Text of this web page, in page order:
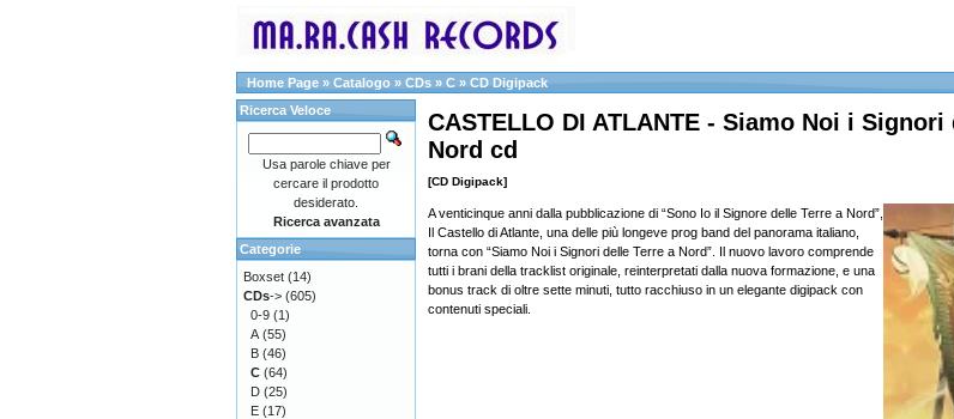
Home Page » Catalogo » CDs » C » CD Digipack
CASTELLO DI ATLANTE - Siamo Noi i Signori
Nord cd
[CD Digipack]
A venticinque anni dalla pubblicazione di “Sono Io il Signore delle Terre a Nord”,
Il Castello di Atlante, una delle più longeve prog band del panorama italiano,
torna con “Siamo Noi i Signori delle Terre a Nord”. Il nuovo lavoro comprende
tutti i brani della tracklist originale, reinterpretati dalla nuova formazione, e una
bonus track di oltre sette minuti, tutto racchiuso in un elegante digipack con
contenuti speciali.
Ricerca Veloce
Usa parole chiave per
cercare il prodotto
desiderato.
Ricerca avanzata
Categorie
Boxset (14)
CDs-> (605)
0-9 (1)
A (55)
B (46)
C (64)
D (25)
E (17)